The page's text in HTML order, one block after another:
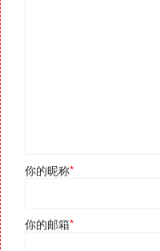
你的昵称*
你的邮箱*